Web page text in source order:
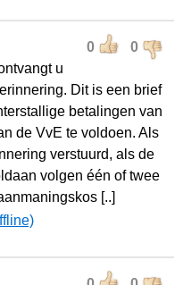
0 0
u
Dit is een brief
betalingen van
de VvE te voldoen. Als
verstuurd, als de
volgen één of twee
[..]